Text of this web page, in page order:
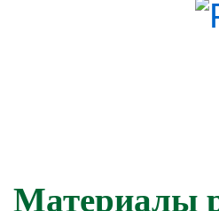
Материалы